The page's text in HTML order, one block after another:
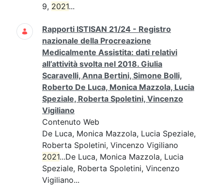
9, 2021...
Rapporti ISTISAN 21/24 - Registro
nazionale della Procreazione
Medicalmente Assistita: dati relativi
all’attività svolta nel 2018. Giulia
Scaravelli, Anna Bertini, Simone Bolli,
Roberto De Luca, Monica Mazzola, Lucia
Speziale, Roberta Spoletini, Vincenzo
Vigiliano
Contenuto Web
De Luca, Monica Mazzola, Lucia Speziale,
Roberta Spoletini, Vincenzo Vigiliano
2021...De Luca, Monica Mazzola, Lucia
Speziale, Roberta Spoletini, Vincenzo
Vigiliano...